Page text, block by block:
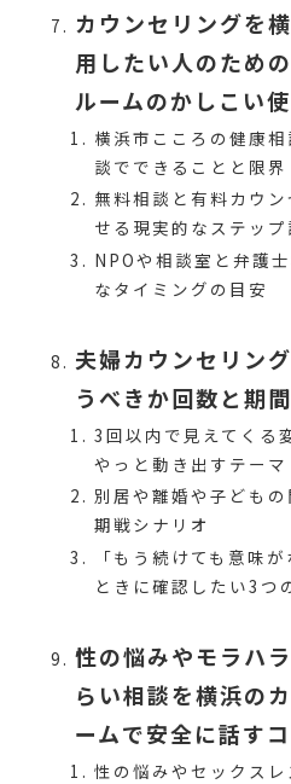
カウンセリングを
用したい人のため
ルームのかしこい
横浜市こころの健康
談でできることと限界
無料相談と有料カウ
せる現実的なステップ
NPOや相談室と弁護
なタイミングの目安
夫婦カウンセリン
うべきか回数と期
3回以内で見えてくる
やっと動き出すテーマ
別居や離婚や子ども
期戦シナリオ
「もう続けても意味
ときに確認したい3つ
性の悩みやモラハ
らい相談を横浜の
ームで安全に話す
性の悩みやセックス